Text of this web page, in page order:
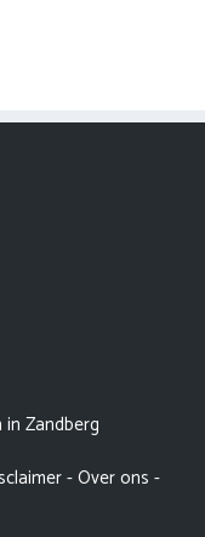
Zandberg
-Over ons -